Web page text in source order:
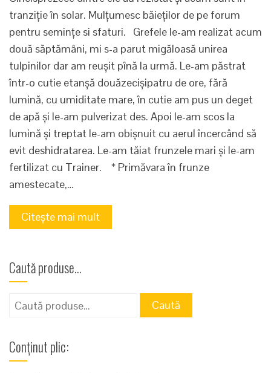
tranziție în solar. Mulțumesc băieților de pe forum
pentru semințe si sfaturi. Grefele le-am realizat acum
două săptămâni, mi s-a parut migăloasă unirea
tulpinilor dar am reușit pînă la urmă. Le-am păstrat
într-o cutie etanșă douăzecișipatru de ore, fără
lumină, cu umiditate mare, în cutie am pus un deget
de apă și le-am pulverizat des. Apoi le-am scos la
lumină și treptat le-am obișnuit cu aerul încercând să
evit deshidratarea. Le-am tăiat frunzele mari și le-am
fertilizat cu Trainer. * Primăvara în frunze
amestecate,…
Citește mai mult
Caută produse…
Caută
Caută
Conținut plic: